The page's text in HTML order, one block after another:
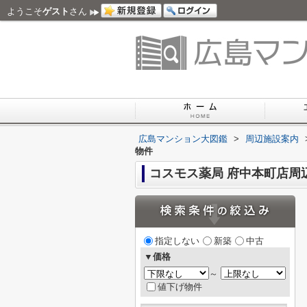
ようこそゲスト さん
広島マンション大図鑑 > 周辺施設案内
物件
コスモス薬局 府中本町店周
指定しない 新築
中古
▼価格
～
値下げ物件